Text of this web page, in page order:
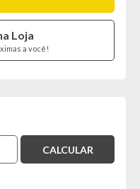
Loja
a você!